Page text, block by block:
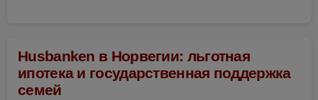
Husbanken в Норвегии: льготная
ипотека и государственная поддержка
семей